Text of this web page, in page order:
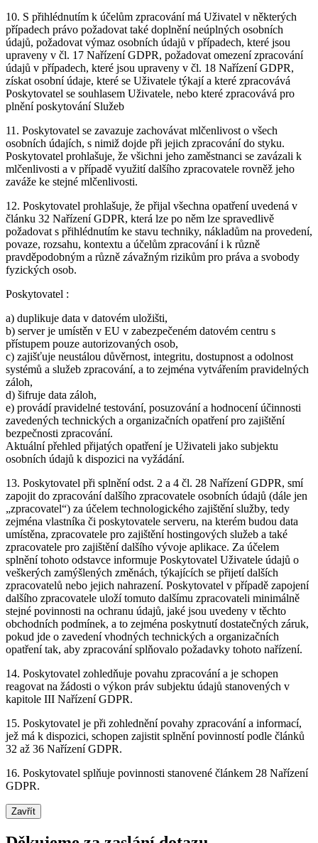
10. S přihlédnutím k účelům zpracování má Uživatel v některých
případech právo požadovat také doplnění neúplných osobních
údajů, požadovat výmaz osobních údajů v případech, které jsou
upraveny v čl. 17 Nařízení GDPR, požadovat omezení zpracování
údajů v případech, které jsou upraveny v čl. 18 Nařízení GDPR,
získat osobní údaje, které se Uživatele týkají a které zpracovává
Poskytovatel se souhlasem Uživatele, nebo které zpracovává pro
plnění poskytování Služeb
11. Poskytovatel se zavazuje zachovávat mlčenlivost o všech
osobních údajích, s nimiž dojde při jejich zpracování do styku.
Poskytovatel prohlašuje, že všichni jeho zaměstnanci se zavázali k
mlčenlivosti a v případě využití dalšího zpracovatele rovněž jeho
zaváže ke stejné mlčenlivosti.
12. Poskytovatel prohlašuje, že přijal všechna opatření uvedená v
článku 32 Nařízení GDPR, která lze po něm lze spravedlivě
požadovat s přihlédnutím ke stavu techniky, nákladům na provedení,
povaze, rozsahu, kontextu a účelům zpracování i k různě
pravděpodobným a různě závažným rizikům pro práva a svobody
fyzických osob.
Poskytovatel :
a) duplikuje data v datovém uložišti,
b) server je umístěn v EU v zabezpečeném datovém centru s
přístupem pouze autorizovaných osob,
c) zajišťuje neustálou důvěrnost, integritu, dostupnost a odolnost
systémů a služeb zpracování, a to zejména vytvářením pravidelných
záloh,
d) šifruje data záloh,
e) provádí pravidelné testování, posuzování a hodnocení účinnosti
zavedených technických a organizačních opatření pro zajištění
bezpečnosti zpracování.
Aktuální přehled přijatých opatření je Uživateli jako subjektu
osobních údajů k dispozici na vyžádání.
13. Poskytovatel při splnění odst. 2 a 4 čl. 28 Nařízení GDPR, smí
zapojit do zpracování dalšího zpracovatele osobních údajů (dále jen
„zpracovatel“) za účelem technologického zajištění služby, tedy
zejména vlastníka či poskytovatele serveru, na kterém budou data
umístěna, zpracovatele pro zajištění hostingových služeb a také
zpracovatele pro zajištění dalšího vývoje aplikace. Za účelem
splnění tohoto odstavce informuje Poskytovatel Uživatele údajů o
veškerých zamýšlených změnách, týkajících se přijetí dalších
zpracovatelů nebo jejich nahrazení. Poskytovatel v případě zapojení
dalšího zpracovatele uloží tomuto dalšímu zpracovateli minimálně
stejné povinnosti na ochranu údajů, jaké jsou uvedeny v těchto
obchodních podmínek, a to zejména poskytnutí dostatečných záruk,
pokud jde o zavedení vhodných technických a organizačních
opatření tak, aby zpracování splňovalo požadavky tohoto nařízení.
14. Poskytovatel zohledňuje povahu zpracování a je schopen
reagovat na žádosti o výkon práv subjektu údajů stanovených v
kapitole III Nařízení GDPR.
15. Poskytovatel je při zohlednění povahy zpracování a informací,
jež má k dispozici, schopen zajistit splnění povinností podle článků
32 až 36 Nařízení GDPR.
16. Poskytovatel splňuje povinnosti stanovené článkem 28 Nařízení
GDPR.
Zavřít